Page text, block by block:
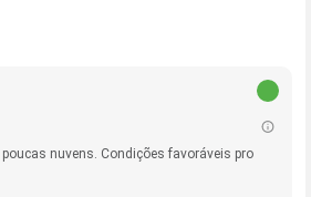
nuvens. Condições favoráveis pro